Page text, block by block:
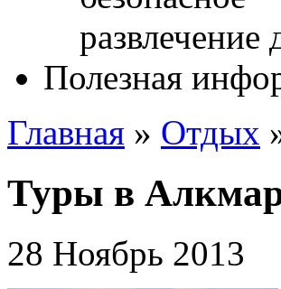
Полезная
Главная » Отдых
Туры в
28 Ноябрь 2013